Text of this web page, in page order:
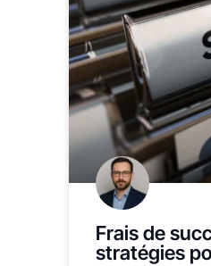
Frais de
stratégies